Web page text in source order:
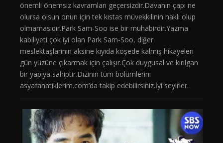
önemli önemsiz kavramları geçersizdir.Davanın çapı ne
olursa olsun onun için tek kıstas müvekkilinin haklı olup
olmamasıdır.Park Sam-Soo ise bir muhabirdir.Yazma
kabiliyeti çok iyi olan Park Sam-Soo, diğer
meslektaşlarının aksine kıyıda köşede kalmış hikayeleri
gün yüzüne çıkarmak için çalışır.Çok duygusal ve kırılgan
bir yapıya sahiptir.Dizinin tüm bölümlerini
asyafanatiklerim.com’da takip edebilirsiniz.İyi seyirler.